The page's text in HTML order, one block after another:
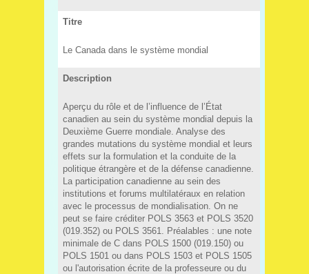
Titre
Le Canada dans le système mondial
Description
Aperçu du rôle et de l’influence de l’État
canadien au sein du système mondial depuis la
Deuxième Guerre mondiale. Analyse des
grandes mutations du système mondial et leurs
effets sur la formulation et la conduite de la
politique étrangère et de la défense canadienne.
La participation canadienne au sein des
institutions et forums multilatéraux en relation
avec le processus de mondialisation. On ne
peut se faire créditer POLS 3563 et POLS 3520
(019.352) ou POLS 3561. Préalables : une note
minimale de C dans POLS 1500 (019.150) ou
POLS 1501 ou dans POLS 1503 et POLS 1505
ou l'autorisation écrite de la professeure ou du